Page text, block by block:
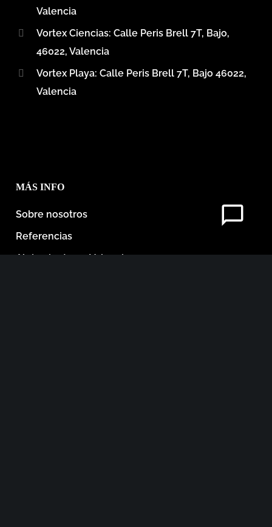
Valencia
Vortex Ciencias: Calle Peris Brell 7T, Bajo,
46022, Valencia
Vortex Playa: Calle Peris Brell 7T, Bajo 46022,
Valencia
MÁS INFO
Sobre nosotros
Referencias
Alojamiento en Valencia